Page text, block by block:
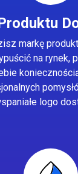
markę
na rynek,
logo